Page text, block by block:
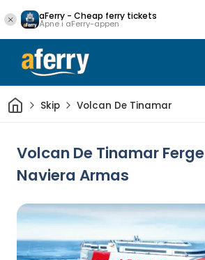
aFerry - Cheap ferry tickets
Åpne i aFerry-appen
HjemSkip Volcan De Tinamar
Volcan De Tinamar
Naviera Armas